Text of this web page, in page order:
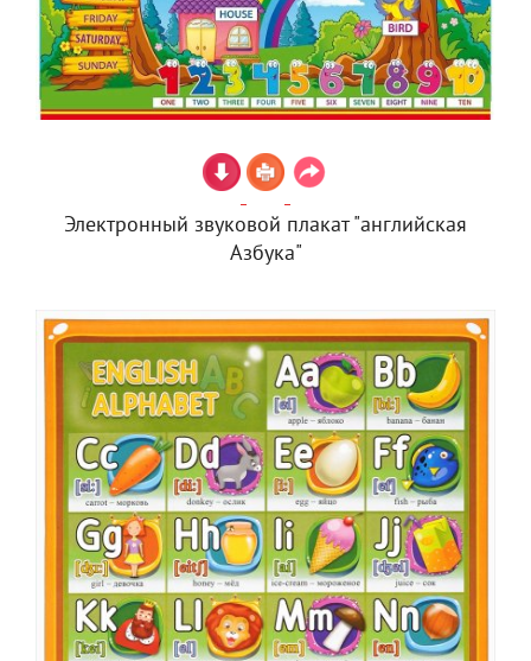
Электронный звуковой плакат "английская
Азбука"